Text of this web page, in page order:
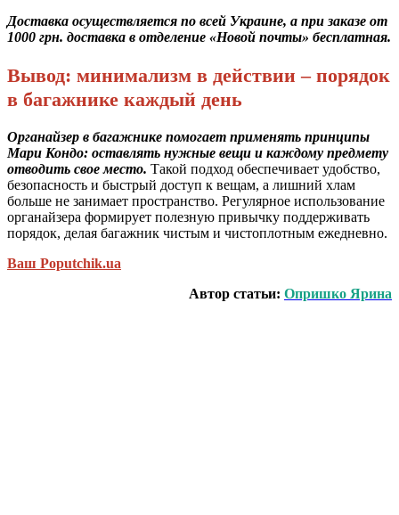
Доставка осуществляется по всей Украине, а при заказе от
1000 грн. доставка в отделение «Новой почты» бесплатная.
Вывод: минимализм в действии – порядок
в багажнике каждый день
Органайзер в багажнике помогает применять принципы
Мари Кондо: оставлять нужные вещи и каждому предмету
отводить свое место. Такой подход обеспечивает удобство,
безопасность и быстрый доступ к вещам, а лишний хлам
больше не занимает пространство. Регулярное использование
органайзера формирует полезную привычку поддерживать
порядок, делая багажник чистым и чистоплотным ежедневно.
Ваш Рoputchik.ua
Автор статьи: Опришко Ярина